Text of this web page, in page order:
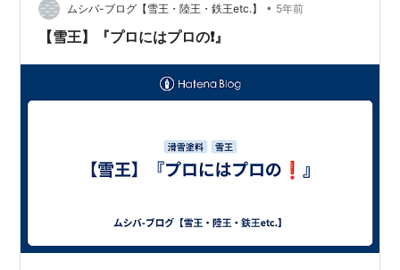
ムシバ-ブログ【雪王・陸王・鉄王etc.】 • 5年前
【雪王】『プロにはプロの❗』